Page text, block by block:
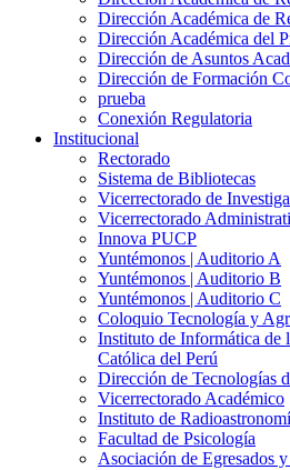
Dirección Académica de
Dirección Académica del
Dirección de Asuntos
Dirección de Formación
prueba
Conexión Regulatoria
Institucional
Rectorado
Sistema de Bibliotecas
Vicerrectorado de
Vicerrectorado
Innova PUCP
Yuntémonos | Auditorio A
Yuntémonos | Auditorio B
Yuntémonos | Auditorio C
Coloquio Tecnología y
Instituto de Informática de
Católica del Perú
Dirección de Tecnologías
Vicerrectorado Académico
Instituto de
Facultad de Psicología
Asociación de Egresados